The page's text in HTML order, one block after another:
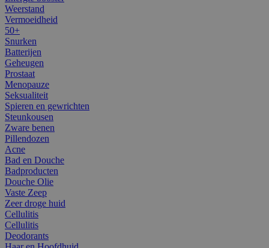
Weerstand
Vermoeidheid
50+
Snurken
Batterijen
Geheugen
Prostaat
Menopauze
Seksualiteit
Spieren en gewrichten
Steunkousen
Zware benen
Pillendozen
Acne
Bad en Douche
Badproducten
Douche Olie
Vaste Zeep
Zeer droge huid
Cellulitis
Cellulitis
Deodorants